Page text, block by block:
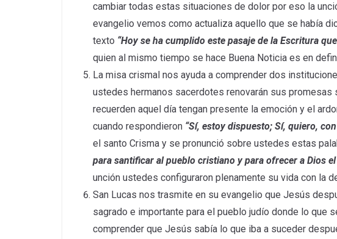
cambiar todas estas situaciones de dolor por eso la
evangelio vemos como actualiza aquello que se había
texto “Hoy se ha cumplido este pasaje de la Escritura
quien al mismo tiempo se hace Buena Noticia es en
La misa crismal nos ayuda a comprender dos
ustedes hermanos sacerdotes renovarán sus
recuerden aquel día tengan presente la emoción y el
cuando respondieron “Sí, estoy dispuesto; Sí, quiero,
el santo Crisma y se pronunció sobre ustedes estas
para santificar al pueblo cristiano y para ofrecer a Dios
unción ustedes configuraron plenamente su vida con la
San Lucas nos trasmite en su evangelio que Jesús
sagrado e importante para el pueblo judío donde lo que
comprender que Jesús sabía lo que iba a suceder